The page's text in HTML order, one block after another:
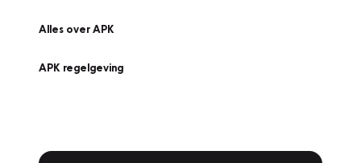
Alles over APK
APK regelgeving